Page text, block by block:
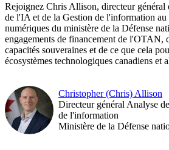
Rejoignez Chris Allison, directeur général
de l'IA et de la Gestion de l'information au
numériques du ministère de la Défense
engagements de financement de l'OTAN,
capacités souveraines et de ce que cela
écosystèmes technologiques canadiens et
Christopher (Chris) Allison
Directeur général Analyse
de l'information
Ministère de la Défense